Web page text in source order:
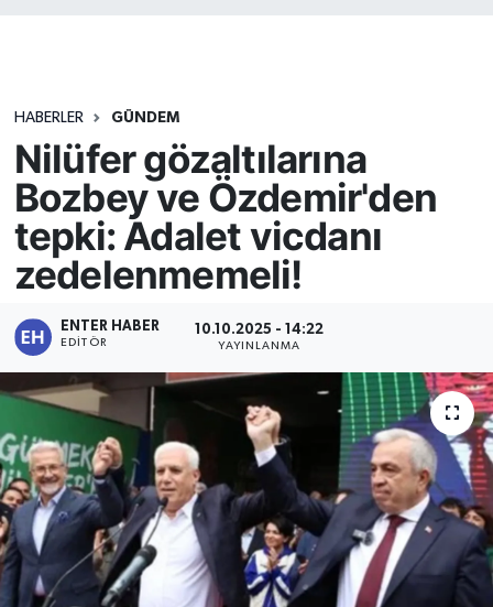
HABERLER GÜNDEM
Nilüfer gözaltılarına
Bozbey ve Özdemir'den
tepki: Adalet vicdanı
zedelenmemeli!
ENTER HABER
EDITÖR
10.10.2025 - 14:22
YAYINLANMA